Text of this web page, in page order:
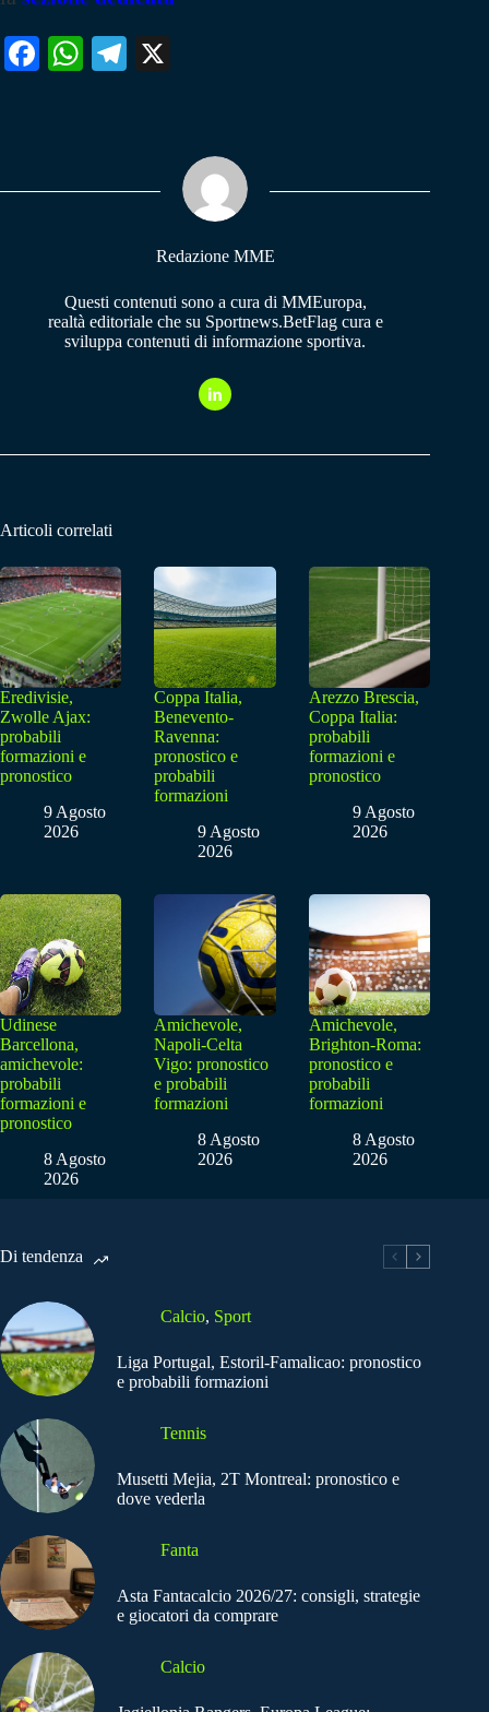
Fa W
pp
Te
m
Redazione MME
Questi contenuti sono a cura di MMEuropa,
realtà editoriale che su Sportnews.BetFlag cura e
sviluppa contenuti di informazione sportiva.
Articoli correlati
Eredivisie,
Zwolle Ajax:
probabili
formazioni e
pronostico
9 Agosto
2026
Coppa Italia,
Benevento-
Ravenna:
pronostico e
probabili
formazioni
9 Agosto
2026
Arezzo Brescia,
Coppa Italia:
probabili
formazioni e
pronostico
9 Agosto
2026
Udinese
Barcellona,
amichevole:
probabili
formazioni e
pronostico
8 Agosto
2026
Amichevole,
Napoli-Celta
Vigo: pronostico
e probabili
formazioni
8 Agosto
2026
Amichevole,
Brighton-Roma:
pronostico e
probabili
formazioni
8 Agosto
2026
Di tendenza
Calcio, Sport
Liga Portugal, Estoril-Famalicao: pronostico
e probabili formazioni
Tennis
Musetti Mejia, 2T Montreal: pronostico e
dove vederla
Fanta
Asta Fantacalcio 2026/27: consigli, strategie
e giocatori da comprare
Calcio